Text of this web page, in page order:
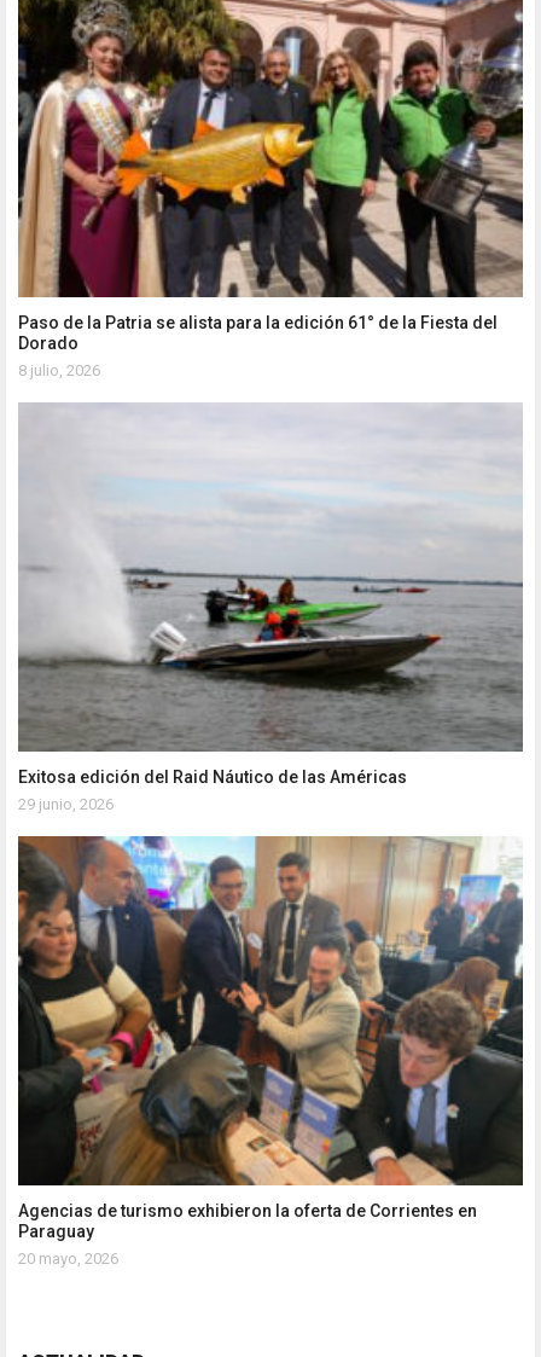
Paso de la Patria se alista para la edición 61° de la Fiesta del
Dorado
8 julio, 2026
Exitosa edición del Raid Náutico de las Américas
29 junio, 2026
Agencias de turismo exhibieron la oferta de Corrientes en
Paraguay
20 mayo, 2026